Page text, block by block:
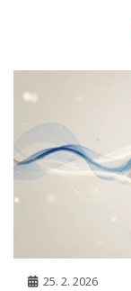
25. 2. 2026